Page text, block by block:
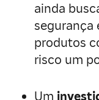
ainda
segurança
produtos
risco um
Um